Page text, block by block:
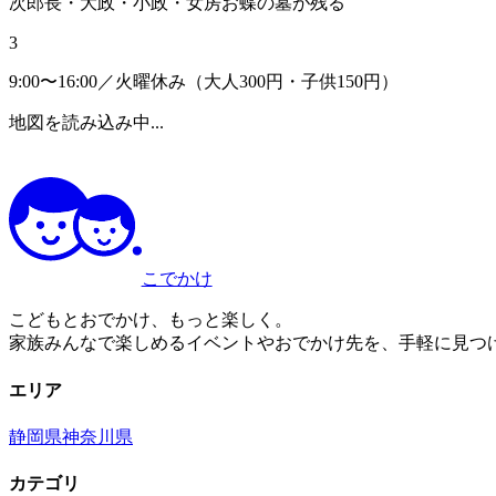
3
9:00〜16:00／火曜休み（大人300円・子供150円）
地図を読み込み中...
こでかけ
こどもとおでかけ、もっと楽しく。
家族みんなで楽しめるイベントやおでかけ先を、手軽に見つ
エリア
静岡県神奈川県
カテゴリ